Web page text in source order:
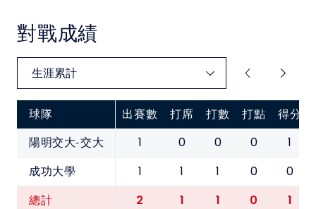
對戰成績
球隊 出賽數 打席 打數 打點 得分
陽明交大-交大
1 0 0 0 1
成功大學 1 1 1 0 0
總計 2 1 1 0 1